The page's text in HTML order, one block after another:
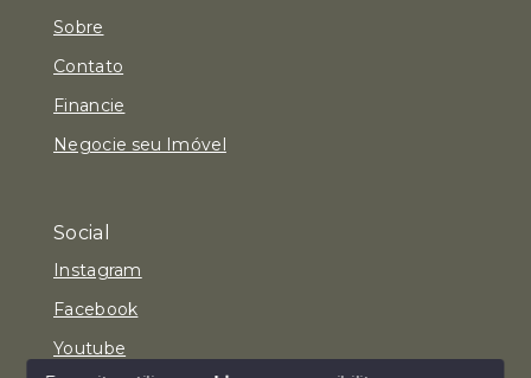
Sobre
Contato
Financie
Negocie seu Imóvel
Social
Instagram
Facebook
Youtube